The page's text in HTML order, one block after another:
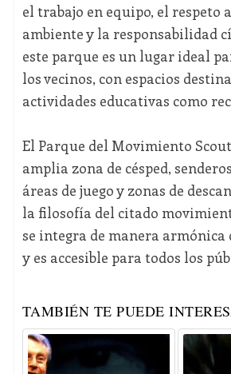
el trabajo en equipo, el respeto
ambiente y la responsabilidad
este parque es un lugar ideal
los vecinos, con espacios
actividades educativas como
El Parque del Movimiento
amplia zona de césped,
áreas de juego y zonas de
la filosofía del citado
se integra de manera armónica
y es accesible para todos los
TAMBIÉN TE PUEDE